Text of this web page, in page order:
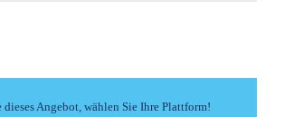
dieses Angebot, wählen Sie Ihre Plattform!